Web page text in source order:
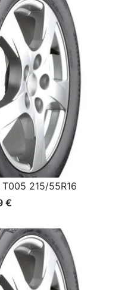
215/55R16
€